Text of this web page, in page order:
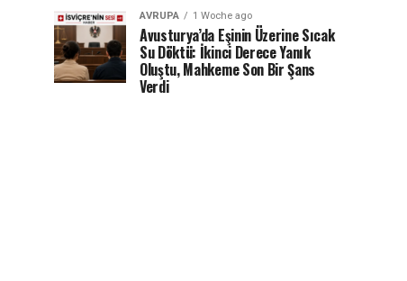
AVRUPA 1 Woche ago
Avusturya’da Eşinin Üzerine Sıcak
Su Döktü: İkinci Derece Yanık
Oluştu, Mahkeme Son Bir Şans
Verdi